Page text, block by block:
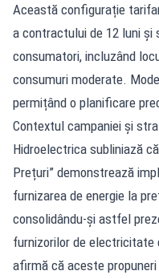
Această configurație
a contractului de 12 luni și
consumatori, incluzând
consumuri moderate.
permițând o planificare
Contextul campaniei și
Hidroelectrica subliniază
Prețuri” demonstrează
furnizarea de energie la
consolidându-și astfel
furnizorilor de
afirmă că aceste